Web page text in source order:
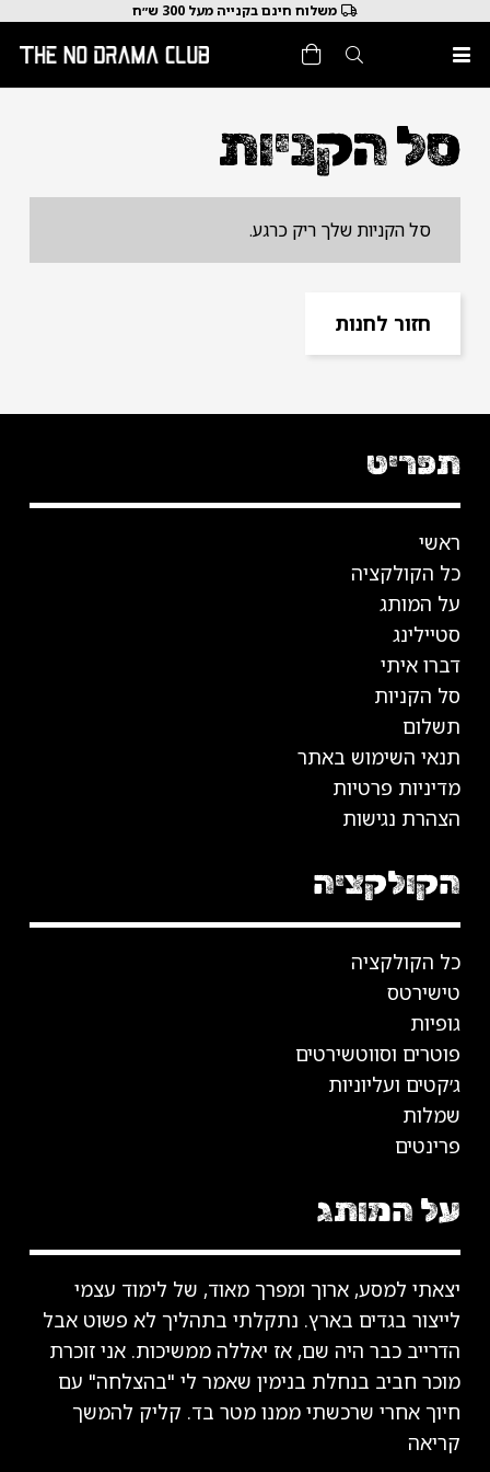
משלוח חינם בקנייה מעל 300 ש״ח
סל הקניות
סל הקניות שלך ריק כרגע.
חזור לחנות
תפריט
ראשי
כל הקולקציה
על המותג
סטיילינג
דברו איתי
סל הקניות
תשלום
תנאי השימוש באתר
מדיניות פרטיות
הצהרת נגישות
הקולקציה
כל הקולקציה
טישירטס
גופיות
פוטרים וסווטשירטים
ג׳קטים ועליוניות
שמלות
פרינטים
על המותג
יצאתי למסע, ארוך ומפרך מאוד, של לימוד עצמי
לייצור בגדים בארץ. נתקלתי בתהליך לא פשוט אבל
הדרייב כבר היה שם, אז יאללה ממשיכות. אני זוכרת
מוכר חביב בנחלת בנימין שאמר לי "בהצלחה" עם
חיוך אחרי שרכשתי ממנו מטר בד. קליק להמשך
קריאה